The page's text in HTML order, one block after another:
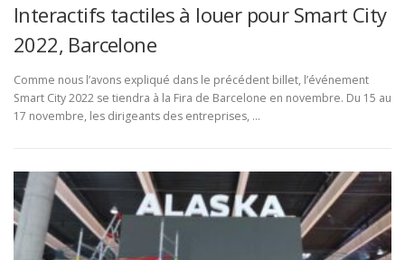
Interactifs tactiles à louer pour Smart City
2022, Barcelone
Comme nous l’avons expliqué dans le précédent billet, l’événement
Smart City 2022 se tiendra à la Fira de Barcelone en novembre. Du 15 au
17 novembre, les dirigeants des entreprises, …